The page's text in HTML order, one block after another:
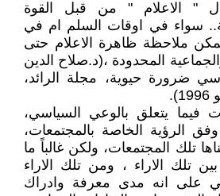
" الاعلام " من قبل القوة
سواء في اوقات السلم ام في
ملاحظة ظاهرة الاعلام حتى
المحدودة ،(د.صلاح الدين
ضرورة حيوية، مجلة الرائد،
فيما يتعلق بالوعي السياسي،
الرؤية الخاصة بالمجتمعات،
تلك المجتمعات، ولكن غالباً ما
تلك الاراء ، ومن تلك الاراء
على انه مدى معرفة وادراك